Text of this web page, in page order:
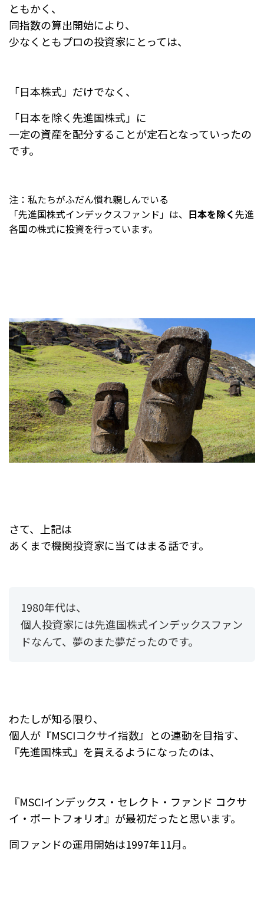
ともかく、
同指数の算出開始により、
少なくともプロの投資家にとっては、
「日本株式」だけでなく、
「日本を除く先進国株式」に
一定の資産を配分することが定石となっていったの
です。
注：私たちがふだん慣れ親しんでいる
「先進国株式インデックスファンド」は、 日本を除く先進
各国の株式に投資を行っています。
さて、上記は
あくまで機関投資家に当てはまる話です。
1980年代は、
個人投資家には先進国株式インデックスファン
ドなんて、夢のまた夢だったのです。
わたしが知る限り、
個人が『MSCIコクサイ指数』との連動を目指す、
『先進国株式』を買えるようになったのは、
『MSCIインデックス・セレクト・ファンド コクサ
イ・ポートフォリオ』が最初だったと思います。
同ファンドの運用開始は1997年11月。